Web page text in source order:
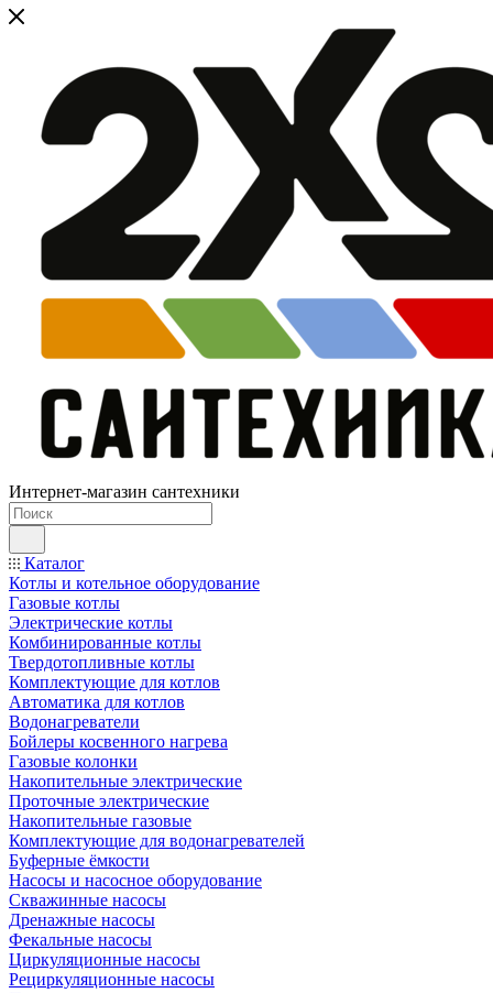
Интернет-магазин сантехники
Каталог
Котлы и котельное оборудование
Газовые котлы
Электрические котлы
Комбинированные котлы
Твердотопливные котлы
Комплектующие для котлов
Автоматика для котлов
Водонагреватели
Бойлеры косвенного нагрева
Газовые колонки
Накопительные электрические
Проточные электрические
Накопительные газовые
Комплектующие для водонагревателей
Буферные ёмкости
Насосы и насосное оборудование
Скважинные насосы
Дренажные насосы
Фекальные насосы
Циркуляционные насосы
Рециркуляционные насосы